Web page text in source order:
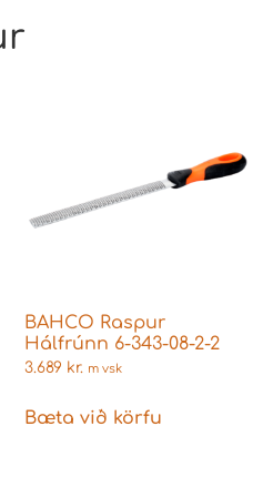
BAHCO Raspur
Hálfrúnn 6-343-08-2-2
3.689 kr. m vsk
Bæta við körfu